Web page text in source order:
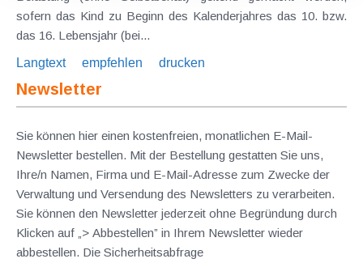
sofern das Kind zu Beginn des Kalenderjahres das 10. bzw.
das 16. Lebensjahr (bei...
Langtext
empfehlen drucken
Newsletter
Sie können hier einen kostenfreien, monatlichen E-Mail-
Newsletter bestellen. Mit der Bestellung gestatten Sie uns,
Ihre/n Namen, Firma und E-Mail-Adresse zum Zwecke der
Verwaltung und Versendung des Newsletters zu verarbeiten.
Sie können den Newsletter jederzeit ohne Begründung durch
Klicken auf „> Abbestellen” in Ihrem Newsletter wieder
abbestellen. Die Sicherheitsabfrage